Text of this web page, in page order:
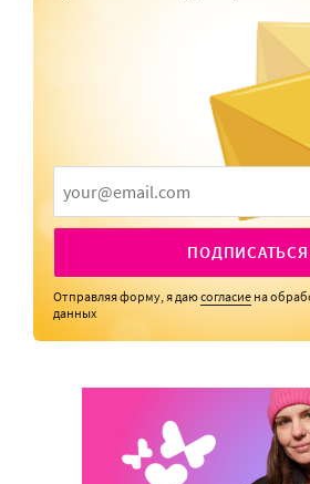
ПОДПИСАТЬСЯ
Отправляя форму, я даюсогласие на
данных